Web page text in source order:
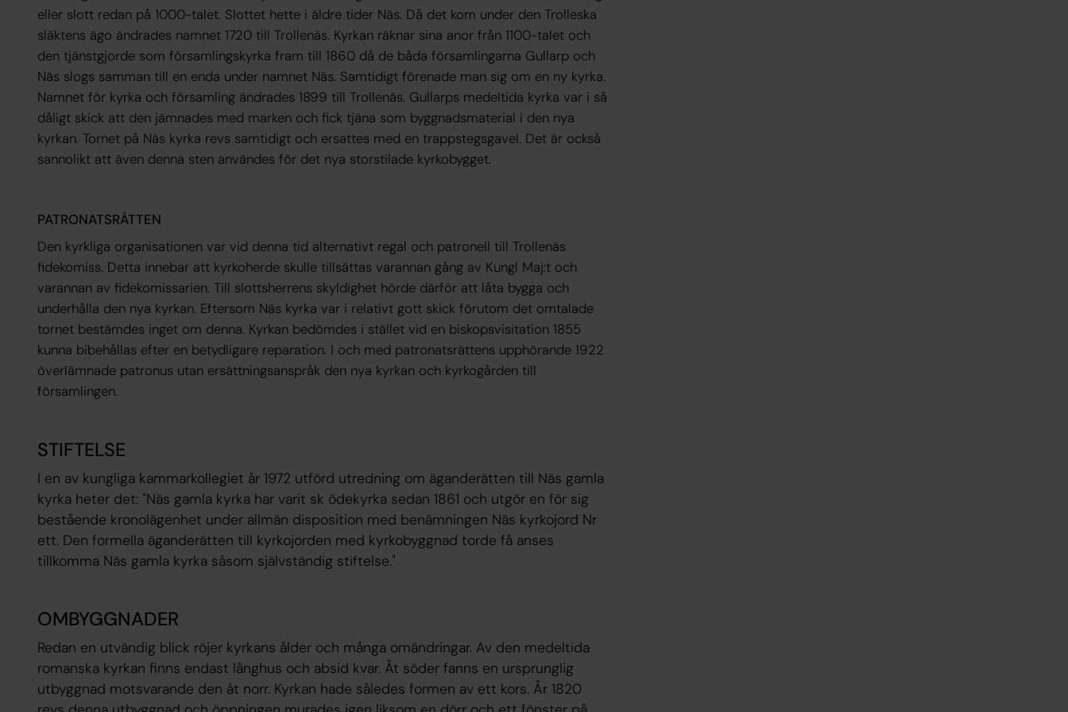
eller slott redan på 1000-talet. Slottet hette i äldre tider Näs. Då det kom under den Trolleska
släktens ägo ändrades namnet 1720 till Trollenäs. Kyrkan räknar sina anor från 1100-talet och
den tjänstgjorde som församlingskyrka fram till 1860 då de båda församlingarna Gullarp och
Näs slogs samman till en enda under namnet Näs. Samtidigt förenade man sig om en ny kyrka.
Namnet för kyrka och församling ändrades 1899 till Trollenäs. Gullarps medeltida kyrka var i så
dåligt skick att den jämnades med marken och fick tjäna som byggnadsmaterial i den nya
kyrkan. Tornet på Näs kyrka revs samtidigt och ersattes med en trappstegsgavel. Det är också
sannolikt att även denna sten användes för det nya storstilade kyrkobygget.
PATRONATSRÄTTEN
Den kyrkliga organisationen var vid denna tid alternativt regal och patronell till Trollenäs
fidekomiss. Detta innebar att kyrkoherde skulle tillsättas varannan gång av Kungl Maj:t och
varannan av fidekomissarien. Till slottsherrens skyldighet hörde därför att låta bygga och
underhålla den nya kyrkan. Eftersom Näs kyrka var i relativt gott skick förutom det omtalade
tornet bestämdes inget om denna. Kyrkan bedömdes i stället vid en biskopsvisitation 1855
kunna bibehållas efter en betydligare reparation. I och med patronatsrättens upphörande 1922
överlämnade patronus utan ersättningsanspråk den nya kyrkan och kyrkogården till
församlingen.
STIFTELSE
I en av kungliga kammarkollegiet år 1972 utförd utredning om äganderätten till Näs gamla
kyrka heter det: "Näs gamla kyrka har varit sk ödekyrka sedan 1861 och utgör en för sig
bestående kronolägenhet under allmän disposition med benämningen Näs kyrkojord Nr
ett. Den formella äganderätten till kyrkojorden med kyrkobyggnad torde få anses
tillkomma Näs gamla kyrka såsom självständig stiftelse."
OMBYGGNADER
Redan en utvändig blick röjer kyrkans ålder och många omändringar. Av den medeltida
romanska kyrkan finns endast långhus och absid kvar. Åt söder fanns en ursprunglig
utbyggnad motsvarande den åt norr. Kyrkan hade således formen av ett kors. År 1820